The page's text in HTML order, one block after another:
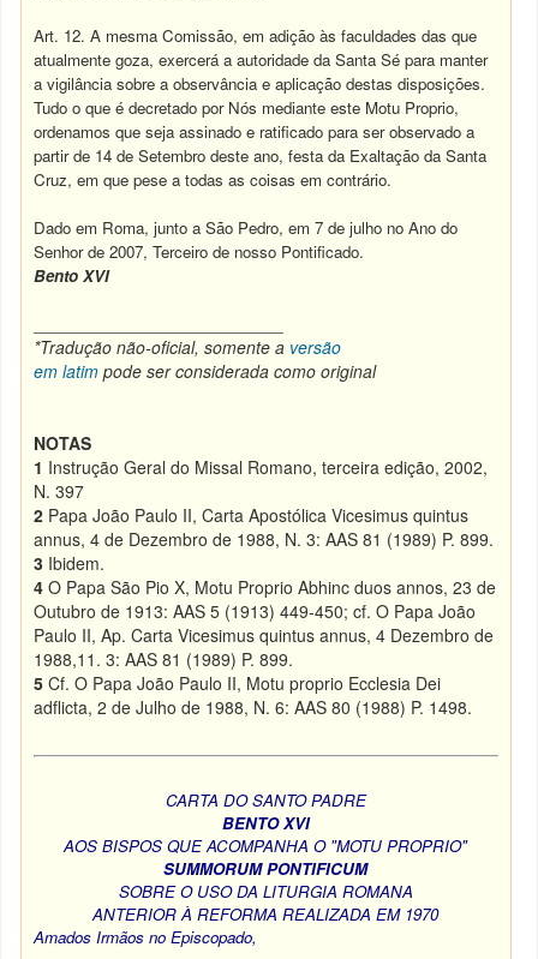
Art. 12. A mesma Comissão, em adição às faculdades das que
atualmente goza, exercerá a autoridade da Santa Sé para manter
a vigilância sobre a observância e aplicação destas disposições.
Tudo o que é decretado por Nós mediante este Motu Proprio,
ordenamos que seja assinado e ratificado para ser observado a
partir de 14 de Setembro deste ano, festa da Exaltação da Santa
Cruz, em que pese a todas as coisas em contrário.
Dado em Roma, junto a São Pedro, em 7 de julho no Ano do
Senhor de 2007, Terceiro de nosso Pontificado.
Bento XVI
*Tradução não-oficial, somente a versão
em latim pode ser considerada como original
NOTAS
1 Instrução Geral do Missal Romano, terceira edição, 2002,
N. 397
2 Papa João Paulo II, Carta Apostólica Vicesimus quintus
annus, 4 de Dezembro de 1988, N. 3: AAS 81 (1989) P. 899.
3 Ibidem.
4 O Papa São Pio X, Motu Proprio Abhinc duos annos, 23 de
Outubro de 1913: AAS 5 (1913) 449-450; cf. O Papa João
Paulo II, Ap. Carta Vicesimus quintus annus, 4 Dezembro de
1988,11. 3: AAS 81 (1989) P. 899.
5 Cf. O Papa João Paulo II, Motu proprio Ecclesia Dei
adflicta, 2 de Julho de 1988, N. 6: AAS 80 (1988) P. 1498.
CARTA DO SANTO PADRE
BENTO XVI
AOS BISPOS QUE ACOMPANHA O "MOTU PROPRIO"
SUMMORUM PONTIFICUM
SOBRE O USO DA LITURGIA ROMANA
ANTERIOR À REFORMA REALIZADA EM 1970
Amados Irmãos no Episcopado,